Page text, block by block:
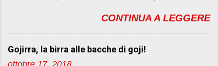
blog con il link del mio
http://foodandbeautypassion.blogs
dellamicizia.html 2) Diventare
qualità a marchio Emidea (rivolti
qualità prima di tutto. dai classi
CONTINUA A LEGGERE
Gojirra, la birra alle bacche di goji!